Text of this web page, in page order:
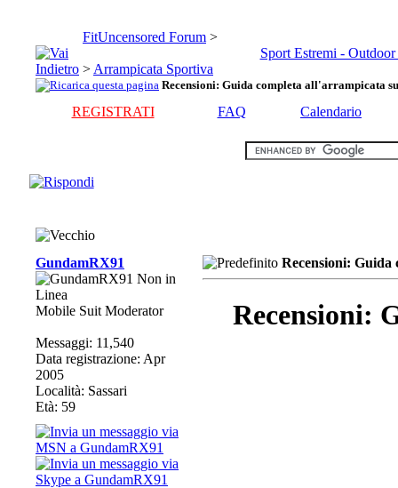
FitUncensored Forum >
Sport Estremi - Outdoor
> Arrampicata Sportiva
Recensioni: Guida completa all'arrampicata
REGISTRATI FAQ Calendario
GundamRX91
Mobile Suit Moderator
Messaggi: 11,540
Data registrazione: Apr
2005
Località: Sassari
Età: 59
Recensioni:
Recensioni: